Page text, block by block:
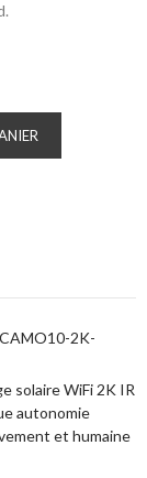
2K-
solaire WiFi 2K IR
autonomie
et humaine